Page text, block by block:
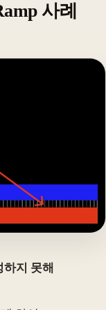
사례
지 못해